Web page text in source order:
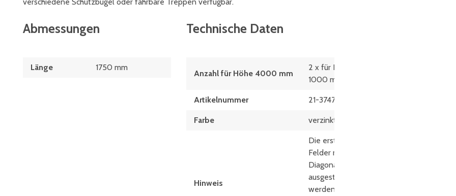
Abmessungen
Länge 1750 mm
Technische Daten
Anzahl für Höhe 4000 mm
2 x für Feldbreite
1000 mm
Artikelnummer 21-37473
Farbe verzinkt
Hinweis
Die ersten beiden
Felder müssen mit
Diagonalverbänden
ausgestattet
werden, danach